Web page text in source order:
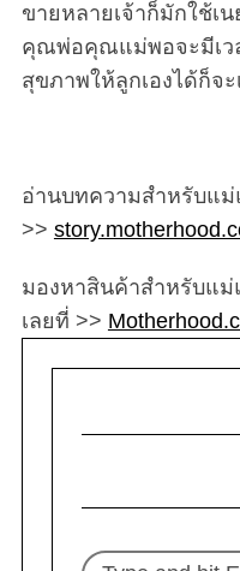
ขายหลายเจ้าก็มักใช้เ
คุณพ่อคุณแม่พอจะมีเว
สุขภาพให้ลูกเองได้ก็จ
อ่านบทความสำหรับแ
>>
มองหาสินค้าสำหรับแม่
เลยที่ >>
S